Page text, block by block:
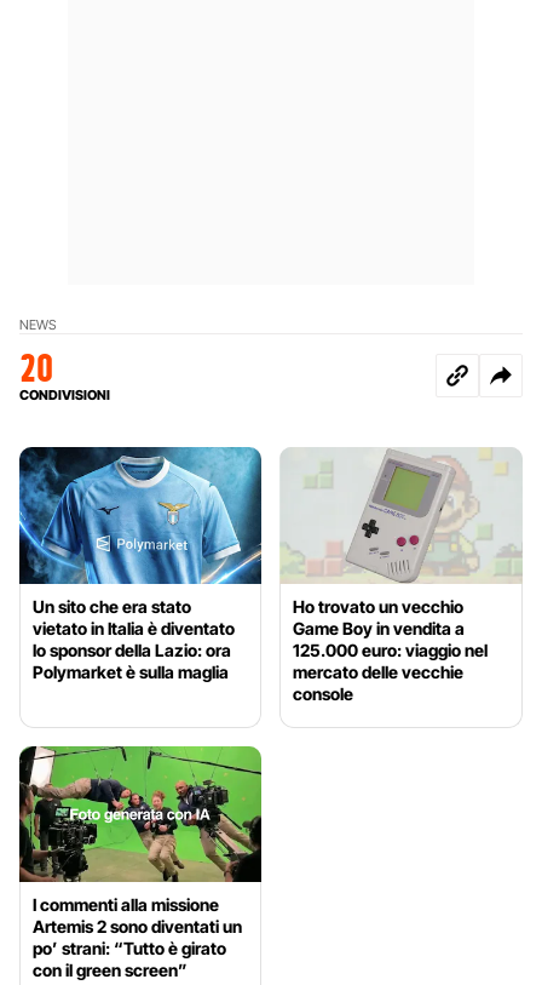
NEWS
20
CONDIVISIONI
Un sito che era stato
vietato in Italia è diventato
lo sponsor della Lazio: ora
Polymarket è sulla maglia
Ho trovato un vecchio
Game Boy in vendita a
125.000 euro: viaggio nel
mercato delle vecchie
console
I commenti alla missione
Artemis 2 sono diventati un
po’ strani: “Tutto è girato
con il green screen”